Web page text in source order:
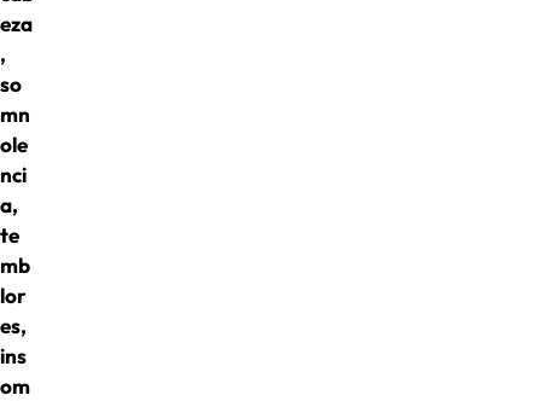
eza
,
so
mn
ole
nci
a,
te
mb
lor
es,
ins
om